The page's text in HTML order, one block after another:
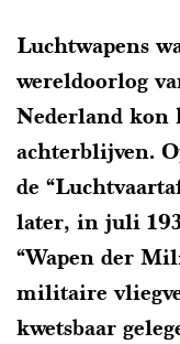
Luchtwapens
wereldoorlog
Nederland
achterblijven.
de
later, in juli
“Wapen der
militaire
kwetsbaar